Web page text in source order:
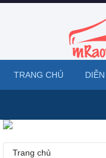
Trang chủ
TRANG CHỦ